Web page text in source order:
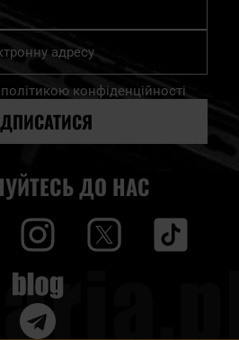
політикою конфіденційності
ДО НАС
Blog